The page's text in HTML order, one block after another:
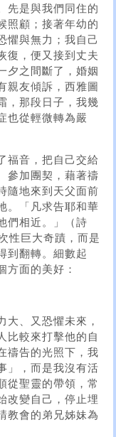
先是與我們同住的
照顧；接著年幼的
懼與無力；我自己
復，便又接到丈夫
夕之間斷了，婚姻
親友傾訴，西雅圖
，那段日子，我幾
也從輕微轉為嚴
福音，把自己交給
參加團契，藉著禱
隨地來到天父面前
。「凡求告耶和華
們相近。」（詩
性巨大奇蹟，而是
到翻轉。細數起
方面的美好：
大、又恐懼未來，
比較來打擊他的自
禱告的光照下，我
」，而是我沒有活
從聖靈的帶領，常
改變自己，停止埋
教會的弟兄姊妹為